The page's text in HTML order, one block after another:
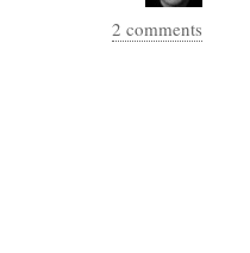
2 comments